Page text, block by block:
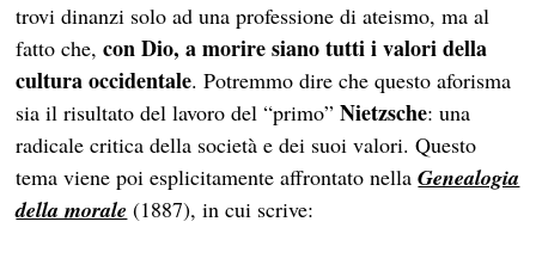
trovi dinanzi solo ad una professione di ateismo, ma al
fatto che,con Dio, a morire siano tutti i valori della
cultura occidentale. Potremmo dire che questo aforisma
sia il risultato del lavoro del “primo”Nietzsche: una
radicale critica della società e dei suoi valori. Questo
tema viene poi esplicitamente affrontato nellaGenealogia
della morale (1887), in cui scrive: